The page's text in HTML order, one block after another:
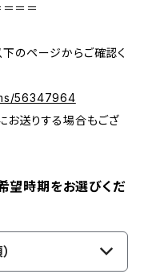
＝＝
下のページからご確認く
56347964
お送りする場合もござ
望時期をお選びくだ